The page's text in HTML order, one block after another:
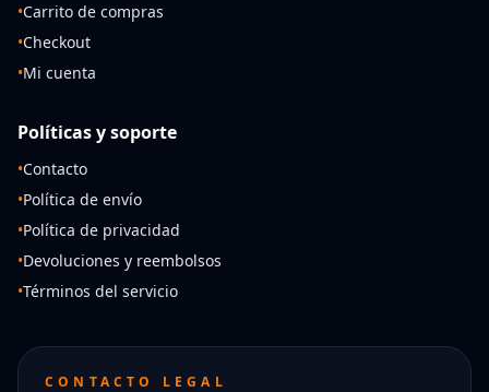
•Carrito de compras
•Checkout
•Mi cuenta
Políticas y soporte
•Contacto
•Política de envío
•Política de privacidad
•Devoluciones y reembolsos
•Términos del servicio
CONTACTO LEGAL